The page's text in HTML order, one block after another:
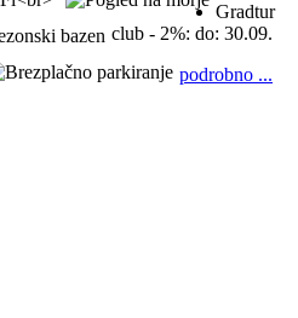
Gradtur
club - 2%: do: 30.09.
podrobno ...